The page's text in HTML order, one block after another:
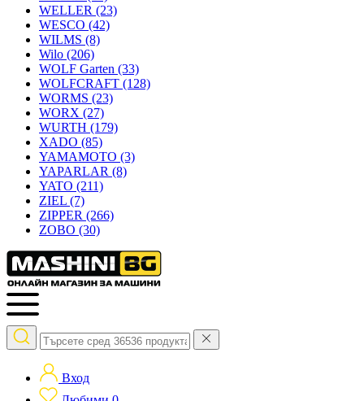
WELLER (23)
WESCO (42)
WILMS (8)
Wilo (206)
WOLF Garten (33)
WOLFCRAFT (128)
WORMS (23)
WORX (27)
WURTH (179)
XADO (85)
YAMAMOTO (3)
YAPARLAR (8)
YATO (211)
ZIEL (7)
ZIPPER (266)
ZOBO (30)
Вход